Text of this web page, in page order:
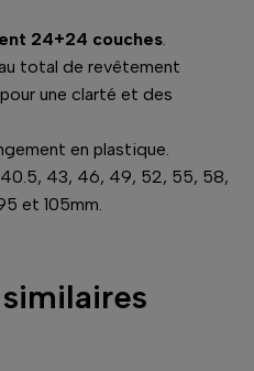
24+24 couches.
total de revêtement
une clarté et des
en plastique.
43, 46, 49, 52, 55, 58,
et 105mm.